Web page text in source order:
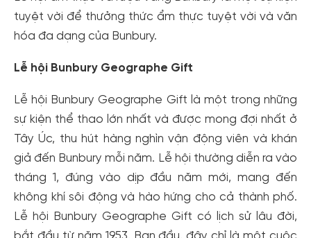
tuyệt vời để thưởng thức ẩm thực tuyệt vời và văn
hóa đa dạng của Bunbury.
Lễ hội Bunbury Geographe Gift
Lễ hội Bunbury Geographe Gift là một trong những
sự kiện thể thao lớn nhất và được mong đợi nhất ở
Tây Úc, thu hút hàng nghìn vận động viên và khán
giả đến Bunbury mỗi năm. Lễ hội thường diễn ra vào
tháng 1, đúng vào dịp đầu năm mới, mang đến
không khí sôi động và hào hứng cho cả thành phố.
Lễ hội Bunbury Geographe Gift có lịch sử lâu đời,